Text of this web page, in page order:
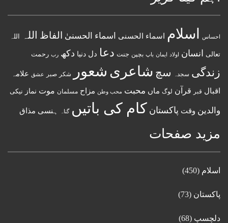
احساس اسلام اسماء الحسنى اسماء الحسنیٰ الفاظ اللہ اللہ
تعالی انسان اولاد ایمان باپ بچپن جنت دعا دل دنیا دکھ رب رحمت
زندگی سجدہ سچ شاعری شعور شکر صبر عشق علامہ
اقبال قبر قرآن لوگ ماں محبت محب وطن مزاح مسلمان موت نماز نیکی
والدین وقت پاکستان کام کی باتیں گناہ ہنسی مذاق
مزید صفحات
اسلام (450)
پاکستان (73)
دلچسپ (68)